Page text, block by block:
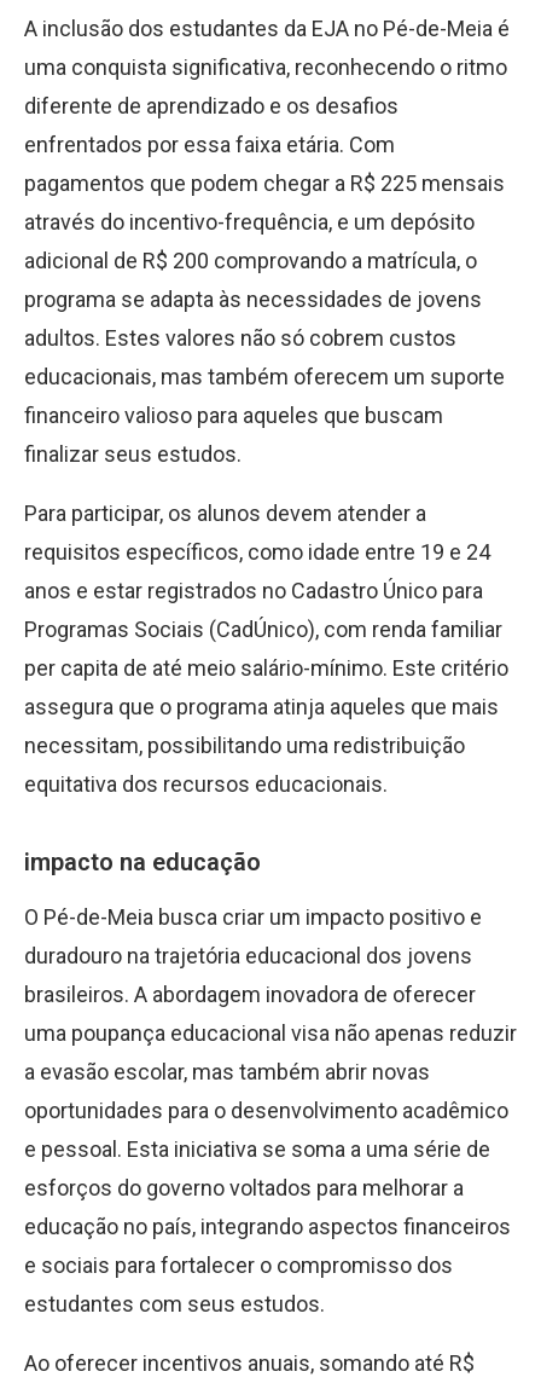
A inclusão dos estudantes da EJA no Pé-de-Meia é
uma conquista significativa, reconhecendo o ritmo
diferente de aprendizado e os desafios
enfrentados por essa faixa etária. Com
pagamentos que podem chegar a R$ 225 mensais
através do incentivo-frequência, e um depósito
adicional de R$ 200 comprovando a matrícula, o
programa se adapta às necessidades de jovens
adultos. Estes valores não só cobrem custos
educacionais, mas também oferecem um suporte
financeiro valioso para aqueles que buscam
finalizar seus estudos.
Para participar, os alunos devem atender a
requisitos específicos, como idade entre 19 e 24
anos e estar registrados no Cadastro Único para
Programas Sociais (CadÚnico), com renda familiar
per capita de até meio salário-mínimo. Este critério
assegura que o programa atinja aqueles que mais
necessitam, possibilitando uma redistribuição
equitativa dos recursos educacionais.
impacto na educação
O Pé-de-Meia busca criar um impacto positivo e
duradouro na trajetória educacional dos jovens
brasileiros. A abordagem inovadora de oferecer
uma poupança educacional visa não apenas reduzir
a evasão escolar, mas também abrir novas
oportunidades para o desenvolvimento acadêmico
e pessoal. Esta iniciativa se soma a uma série de
esforços do governo voltados para melhorar a
educação no país, integrando aspectos financeiros
e sociais para fortalecer o compromisso dos
estudantes com seus estudos.
Ao oferecer incentivos anuais, somando até R$